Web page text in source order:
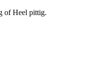
of Heel pittig.